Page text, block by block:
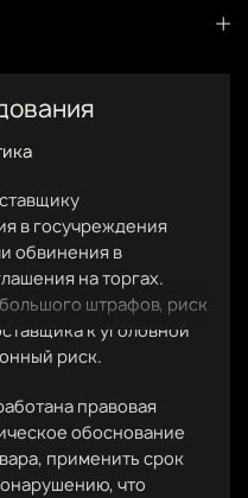
в госучреждения
обвинения в
на торгах.
штрафов, риск
к уголовной
риск.
правовая
обоснование
применить срок
что